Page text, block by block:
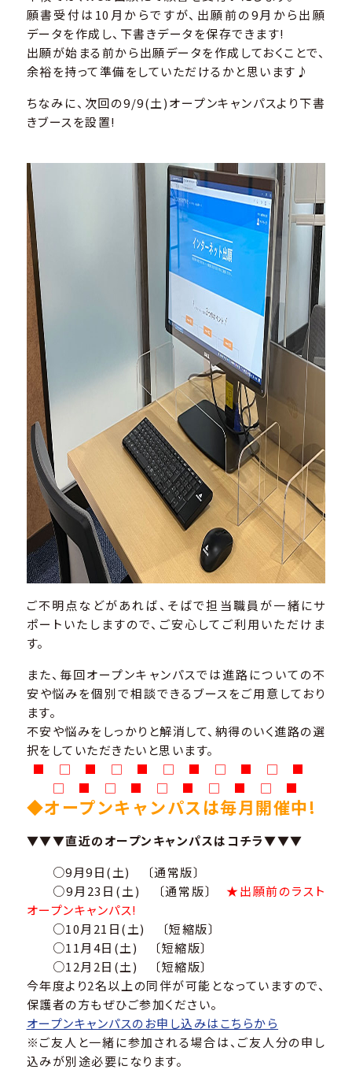
願書受付は10月からですが、出願前の9月から出願
データを作成し、下書きデータを保存できます!
出願が始まる前から出願データを作成しておくことで、
余裕を持って準備をしていただけるかと思います♪
ちなみに、次回の9/9(土)オープンキャンパスより下書
きブースを設置!
ご不明点などがあれば、そばで担当職員が一緒にサ
ポートいたしますので、ご安心してご利用いただけま
す。
また、毎回オープンキャンパスでは進路についての不
安や悩みを個別で相談できるブースをご用意しており
ます。
不安や悩みをしっかりと解消して、納得のいく進路の選
択をしていただきたいと思います。
■ □ ■ □ ■ □ ■ □ ■ □ ■
□ ■ □ ■ □ ■ □ ■ □ ■
◆オープンキャンパスは毎月開催中!
▼▼▼直近のオープンキャンパスはコチラ▼▼▼
○9月9日(土) 〔通常版〕
○9月23日(土) 〔通常版〕 ★出願前のラスト
オープンキャンパス!
○10月21日(土) 〔短縮版〕
○11月4日(土) 〔短縮版〕
○12月2日(土) 〔短縮版〕
今年度より2名以上の同伴が可能となっていますので、
保護者の方もぜひご参加ください。
オープンキャンパスのお申し込みはこちらから
※ご友人と一緒に参加される場合は、ご友人分の申し
込みが別途必要になります。